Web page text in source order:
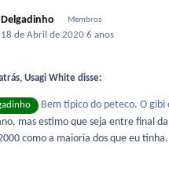
Membros
18 de Abril de 20206 anos
Usagi White disse:
Bem tipico do peteco. O gibi
mas estimo que seja entre final
como a maioria dos que eu tinha.